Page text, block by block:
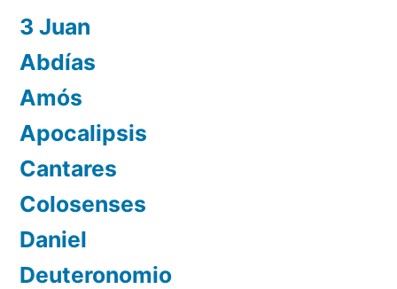
3 Juan
Abdías
Amós
Apocalipsis
Cantares
Colosenses
Daniel
Deuteronomio